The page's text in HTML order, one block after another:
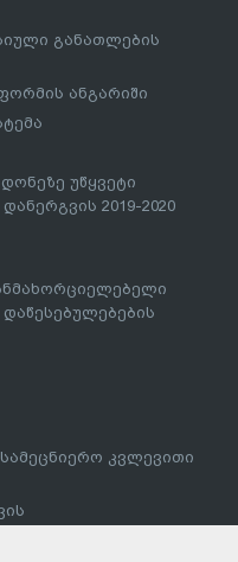
განათლების
ანგარიში
უწყვეტი
2019-2020
კვლევითი